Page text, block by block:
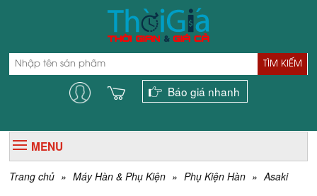
TÌM KIẾM
Báo giá nhanh
MENU
Trang chủ » Máy Hàn & Phụ Kiện » Phụ Kiện Hàn » Asaki